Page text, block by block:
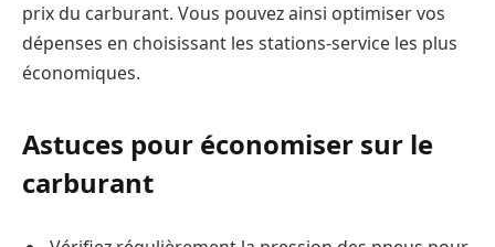
prix du carburant. Vous pouvez ainsi optimiser vos
dépenses en choisissant les stations-service les plus
économiques.
Astuces pour économiser sur le
carburant